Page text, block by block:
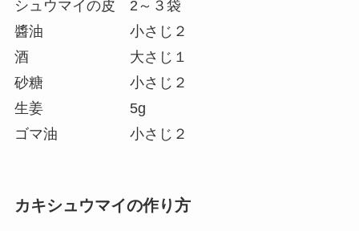
シュウマイの皮 2～３袋
醬油 小さじ２
酒 大さじ１
砂糖 小さじ２
生姜 5g
ゴマ油 小さじ２
カキシュウマイの作り方